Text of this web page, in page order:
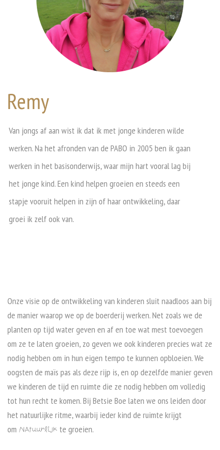
Remy
Van jongs af aan wist ik dat ik met jonge kinderen wilde
werken. Na het afronden van de PABO in 2005 ben ik gaan
werken in het basisonderwijs, waar mijn hart vooral lag bij
het jonge kind. Een kind helpen groeien en steeds een
stapje vooruit helpen in zijn of haar ontwikkeling, daar
groei ik zelf ook van.
Onze visie op de ontwikkeling van kinderen sluit naadloos aan bij
de manier waarop we op de boerderij werken. Net zoals we de
planten op tijd water geven en af en toe wat mest toevoegen
om ze te laten groeien, zo geven we ook kinderen precies wat ze
nodig hebben om in hun eigen tempo te kunnen opbloeien. We
oogsten de maïs pas als deze rijp is, en op dezelfde manier geven
we kinderen de tijd en ruimte die ze nodig hebben om volledig
tot hun recht te komen. Bij Betsie Boe laten we ons leiden door
het natuurlijke ritme, waarbij ieder kind de ruimte krijgt
om Natuurlijk te groeien.